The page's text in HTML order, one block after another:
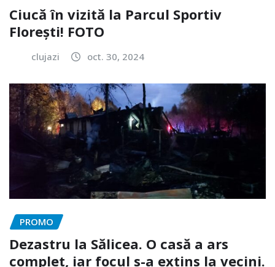
Ciucă în vizită la Parcul Sportiv
Florești! FOTO
clujazi oct. 30, 2024
PROMO
Dezastru la Sălicea. O casă a ars
complet, iar focul s-a extins la vecini.